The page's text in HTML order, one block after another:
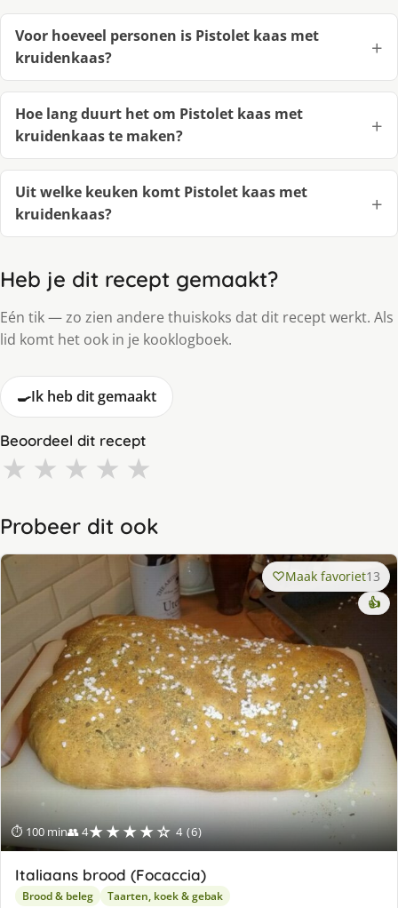
Voor hoeveel personen is Pistolet kaas met
kruidenkaas?
Hoe lang duurt het om Pistolet kaas met
kruidenkaas te maken?
Uit welke keuken komt Pistolet kaas met
kruidenkaas?
Heb je dit recept gemaakt?
Eén tik — zo zien andere thuiskoks dat dit recept werkt. Als
lid komt het ook in je kooklogboek.
🍳Ik heb dit gemaakt
Beoordeel dit recept
★ ★ ★ ★ ★
Probeer dit ook
⏱ 100 min👥 4★★★★☆ 4 (6)
Maak favoriet13
👍
Italiaans brood (Focaccia)
Brood & beleg Taarten, koek & gebak